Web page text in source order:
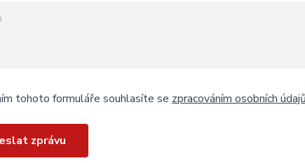
tohoto formuláře souhlasíte se zpracováním osobních
zprávu